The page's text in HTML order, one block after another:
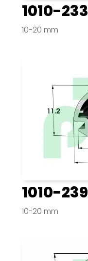
1010-233
10-20 mm
1010-239
10-20 mm